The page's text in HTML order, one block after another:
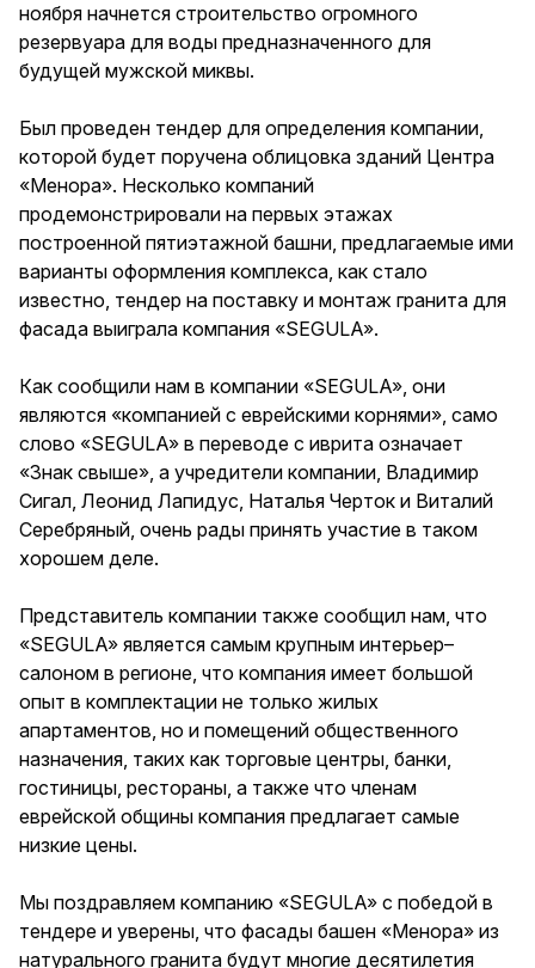
ноября начнется строительство огромного
резервуара для воды предназначенного для
будущей мужской миквы.
Был проведен тендер для определения компании,
которой будет поручена облицовка зданий Центра
«Менора». Несколько компаний
продемонстрировали на первых этажах
построенной пятиэтажной башни, предлагаемые ими
варианты оформления комплекса, как стало
известно, тендер на поставку и монтаж гранита для
фасада выиграла компания «SEGULA».
Как сообщили нам в компании «SEGULA», они
являются «компанией с еврейскими корнями», само
слово «SEGULA» в переводе с иврита означает
«Знак свыше», а учредители компании, Владимир
Сигал, Леонид Лапидус, Наталья Черток и Виталий
Серебряный, очень рады принять участие в таком
хорошем деле.
Представитель компании также сообщил нам, что
«SEGULA» является самым крупным интерьер–
салоном в регионе, что компания имеет большой
опыт в комплектации не только жилых
апартаментов, но и помещений общественного
назначения, таких как торговые центры, банки,
гостиницы, рестораны, а также что членам
еврейской общины компания предлагает самые
низкие цены.
Мы поздравляем компанию «SEGULA» с победой в
тендере и уверены, что фасады башен «Менора» из
натурального гранита будут многие десятилетия